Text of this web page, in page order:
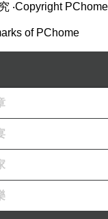
‧Copyright PChome
of PChome